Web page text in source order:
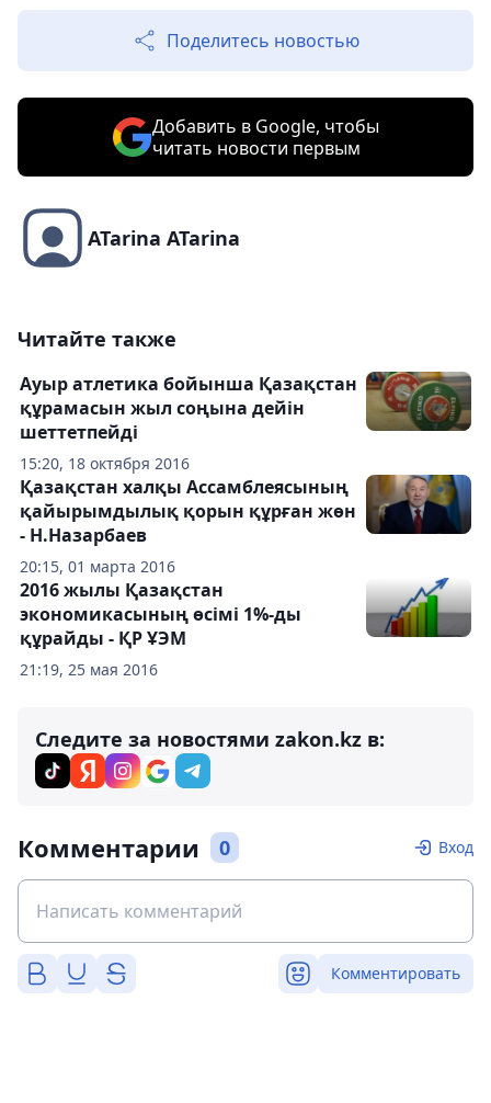
Поделитесь новостью
Добавить в Google, чтобы
читать новости первым
ATarina ATarina
Читайте также
15:20, 18 октября 2016
Ауыр атлетика бойынша Қазақстан
құрамасын жыл соңына дейін
шеттетпейді
20:15, 01 марта 2016
Қазақстан халқы Ассамблеясының
қайырымдылық қорын құрған жөн
- Н.Назарбаев
21:19, 25 мая 2016
2016 жылы Қазақстан
экономикасының өсімі 1%-ды
құрайды - ҚР ҰЭМ
Следите за новостями zakon.kz в:
Комментарии 0 Вход
Комментировать